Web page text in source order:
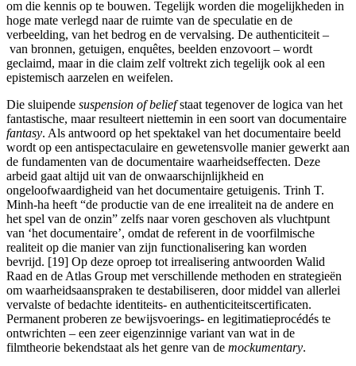
om die kennis op te bouwen. Tegelijk worden die mogelijkheden in
hoge mate verlegd naar de ruimte van de speculatie en de
verbeelding, van het bedrog en de vervalsing. De authenticiteit –
van bronnen, getuigen, enquêtes, beelden enzovoort – wordt
geclaimd, maar in die claim zelf voltrekt zich tegelijk ook al een
epistemisch aarzelen en weifelen.
Die sluipende suspension of beliefstaat tegenover de logica van het
fantastische, maar resulteert niettemin in een soort van documentaire
fantasy. Als antwoord op het spektakel van het documentaire beeld
wordt op een antispectaculaire en gewetensvolle manier gewerkt aan
de fundamenten van de documentaire waarheidseffecten. Deze
arbeid gaat altijd uit van de onwaarschijnlijkheid en
ongeloofwaardigheid van het documentaire getuigenis. Trinh T.
Minh-ha heeft “de productie van de ene irrealiteit na de andere en
het spel van de onzin” zelfs naar voren geschoven als vluchtpunt
van ‘het documentaire’, omdat de referent in de voorfilmische
realiteit op die manier van zijn functionalisering kan worden
bevrijd. [19] Op deze oproep tot irrealisering antwoorden Walid
Raad en de Atlas Group met verschillende methoden en strategieën
om waarheidsaanspraken te destabiliseren, door middel van allerlei
vervalste of bedachte identiteits- en authenticiteitscertificaten.
Permanent proberen ze bewijsvoerings- en legitimatieprocédés te
ontwrichten – een zeer eigenzinnige variant van wat in de
filmtheorie bekendstaat als het genre van de mockumentary.